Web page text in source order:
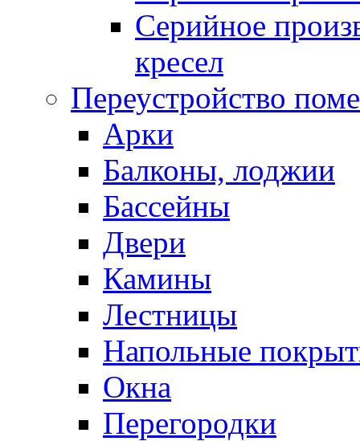
Серийное
кресел
Переустройство
Арки
Балконы, лоджии
Бассейны
Двери
Камины
Лестницы
Напольные
Окна
Перегородки